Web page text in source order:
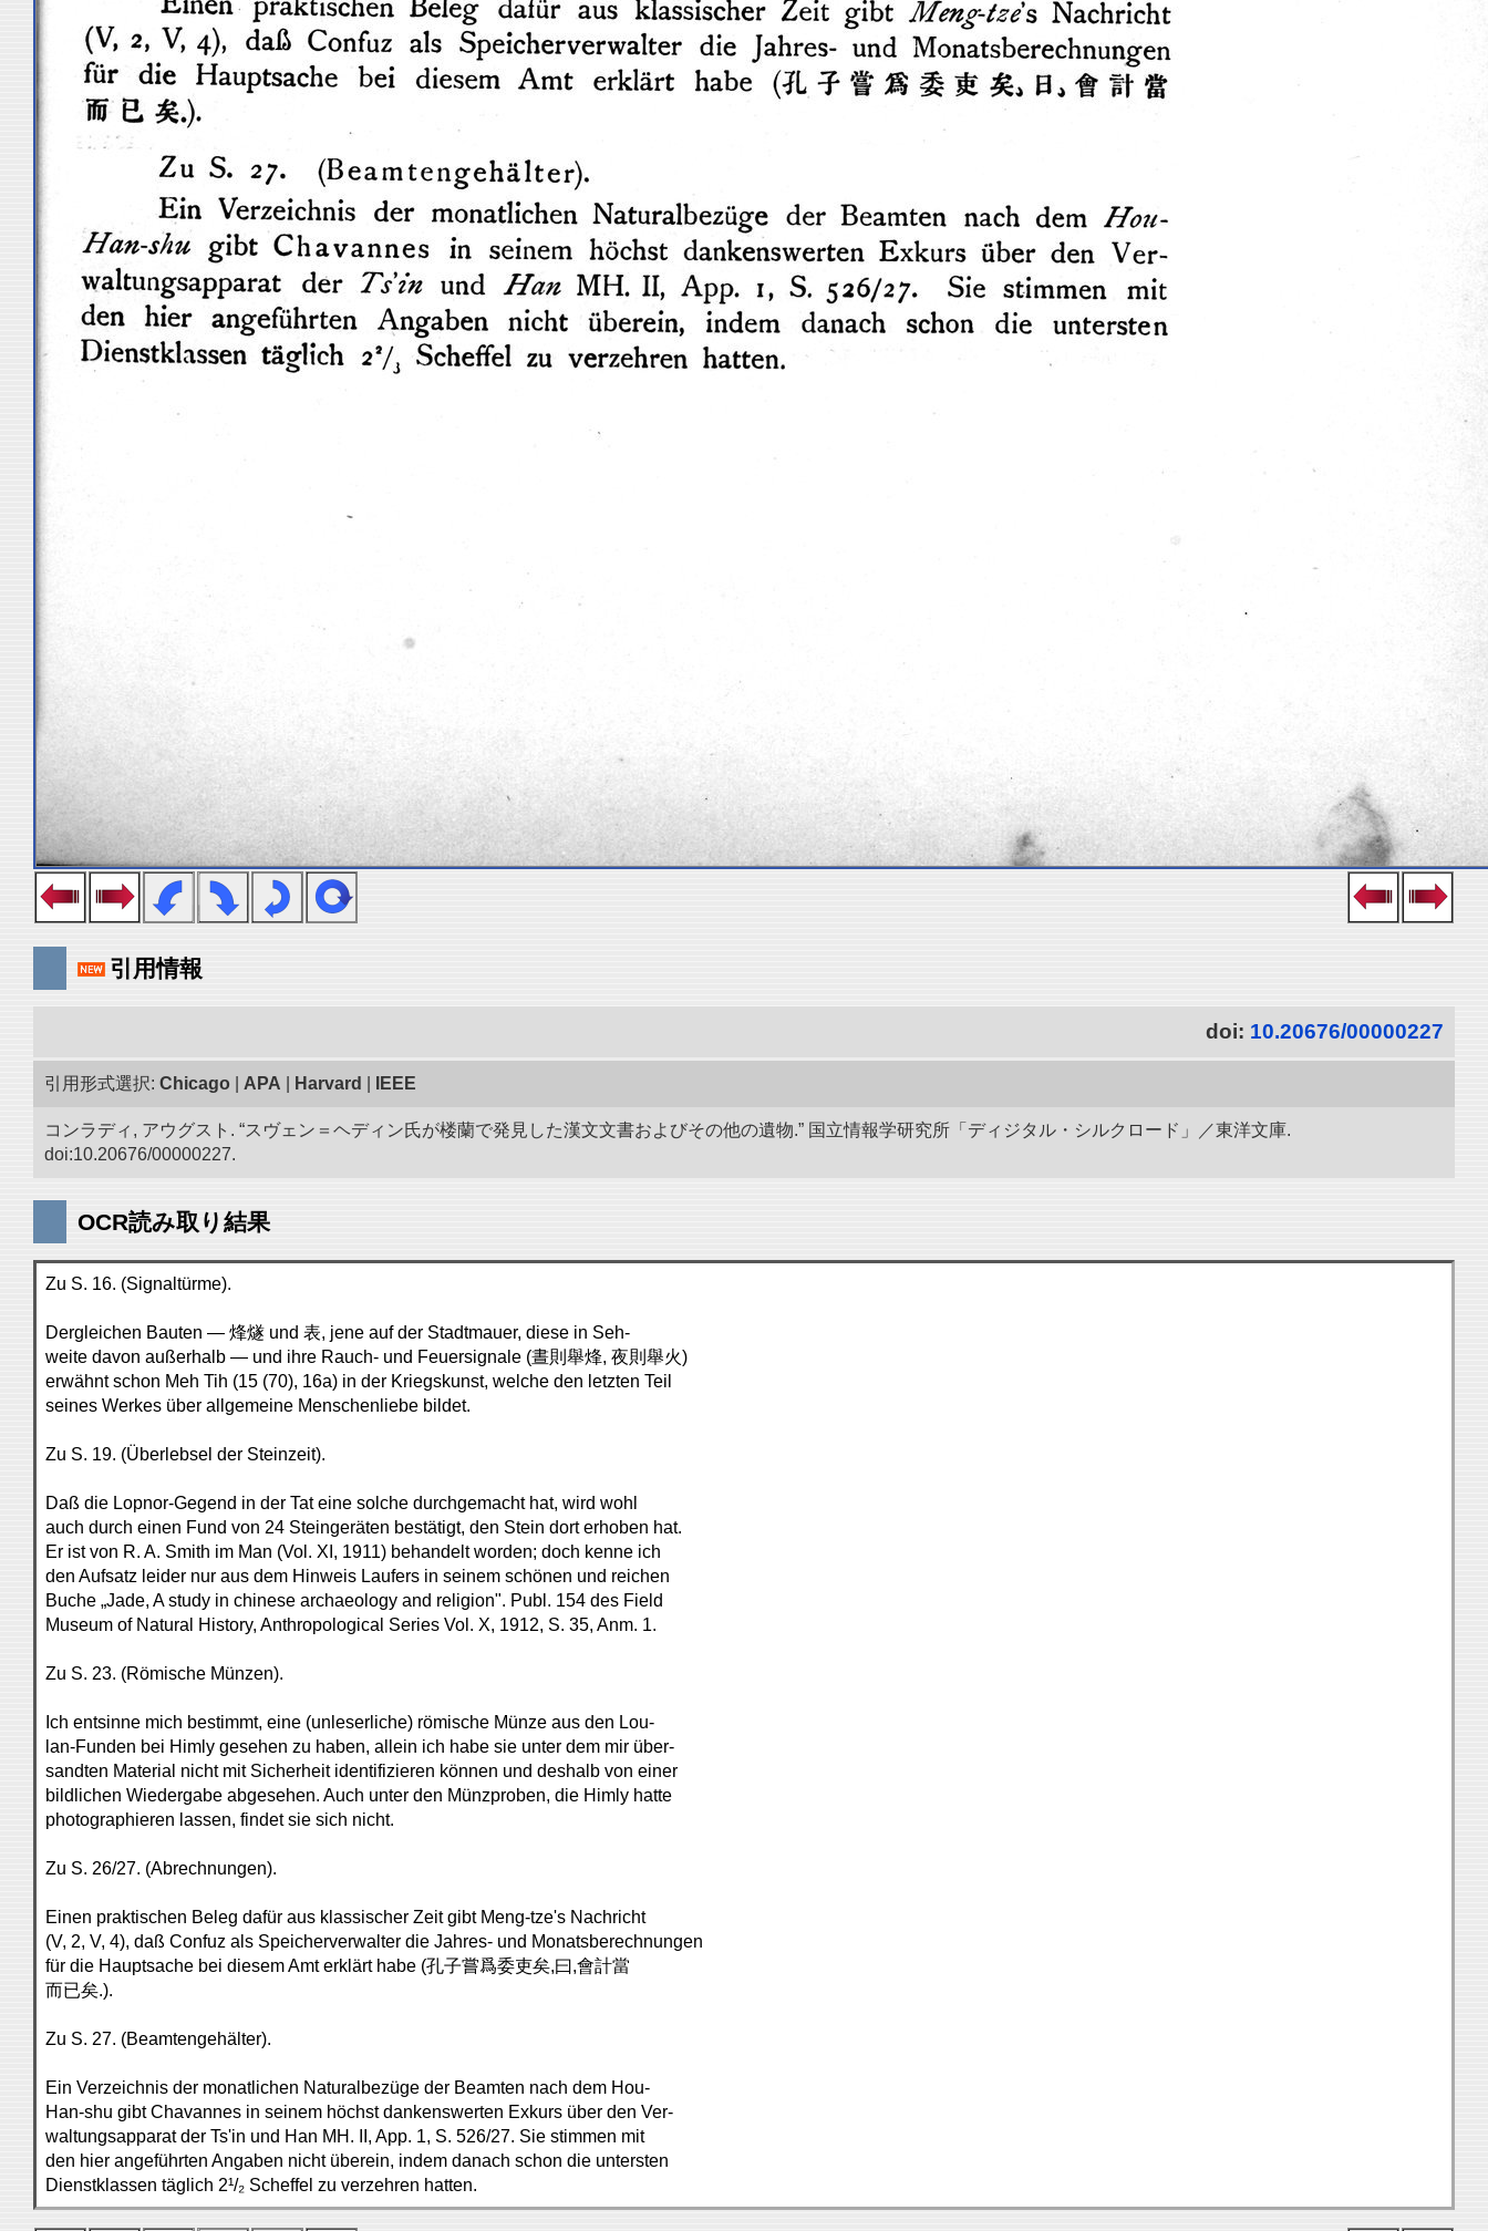
引用情報
doi: 10.20676/00000227
引用形式選択: Chicago APA Harvard IEEE
コンラディ, アウグスト. “スヴェン＝ヘディン氏が楼蘭で発見した漢文文書およびその他の遺物.” 国立情報学研究所「ディジタル・シルクロード」／東洋文庫.
doi:10.20676/00000227.
OCR読み取り結果
Zu S. 16. (Signaltürme).
Dergleichen Bauten — 烽燧 und 表, jene auf der Stadtmauer, diese in Seh-
weite davon außerhalb — und ihre Rauch- und Feuersignale (晝則舉烽, 夜則舉火)
erwähnt schon Meh Tih (15 (70), 16a) in der Kriegskunst, welche den letzten Teil
seines Werkes über allgemeine Menschenliebe bildet.
Zu S. 19. (Überlebsel der Steinzeit).
Daß die Lopnor-Gegend in der Tat eine solche durchgemacht hat, wird wohl
auch durch einen Fund von 24 Steingeräten bestätigt, den Stein dort erhoben hat.
Er ist von R. A. Smith im Man (Vol. XI, 1911) behandelt worden; doch kenne ich
den Aufsatz leider nur aus dem Hinweis Laufers in seinem schönen und reichen
Buche „Jade, A study in chinese archaeology and religion". Publ. 154 des Field
Museum of Natural History, Anthropological Series Vol. X, 1912, S. 35, Anm. 1.
Zu S. 23. (Römische Münzen).
Ich entsinne mich bestimmt, eine (unleserliche) römische Münze aus den Lou-
lan-Funden bei Himly gesehen zu haben, allein ich habe sie unter dem mir über-
sandten Material nicht mit Sicherheit identifizieren können und deshalb von einer
bildlichen Wiedergabe abgesehen. Auch unter den Münzproben, die Himly hatte
photographieren lassen, findet sie sich nicht.
Zu S. 26/27. (Abrechnungen).
Einen praktischen Beleg dafür aus klassischer Zeit gibt Meng-tze's Nachricht
(V, 2, V, 4), daß Confuz als Speicherverwalter die Jahres- und Monatsberechnungen
für die Hauptsache bei diesem Amt erklärt habe (孔子嘗爲委吏矣,曰,會計當
而已矣.).
Zu S. 27. (Beamtengehälter).
Ein Verzeichnis der monatlichen Naturalbezüge der Beamten nach dem Hou-
Han-shu gibt Chavannes in seinem höchst dankenswerten Exkurs über den Ver-
waltungsapparat der Ts'in und Han MH. II, App. 1, S. 526/27. Sie stimmen mit
den hier angeführten Angaben nicht überein, indem danach schon die untersten
Dienstklassen täglich 2¹/₂ Scheffel zu verzehren hatten.